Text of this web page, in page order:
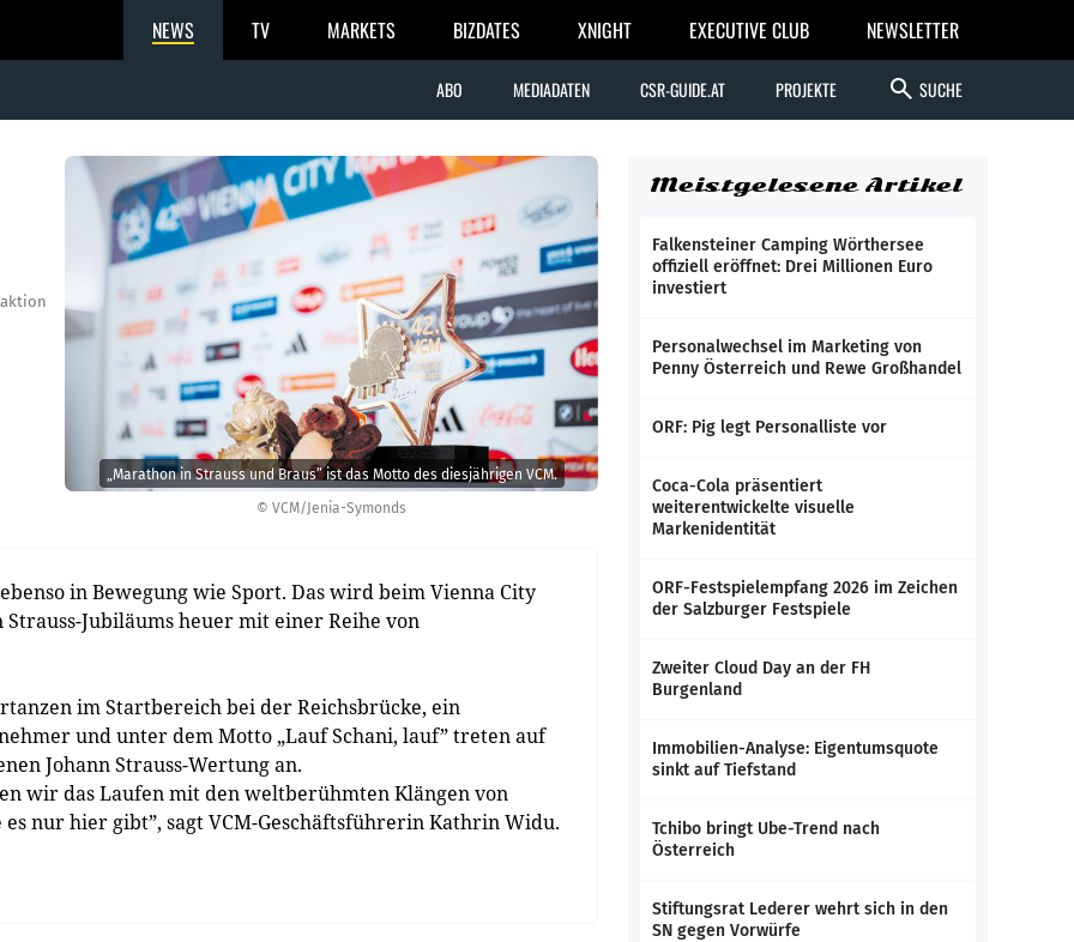
NEWS TV MARKETS BIZDATES XNIGHT EXECUTIVE CLUB NEWSLETTER
ABO MEDIADATEN CSR-GUIDE.AT PROJEKTE search SUCHE
© VCM/Jenia-Symonds
„Marathon in Strauss und Braus” ist das Motto des diesjährigen VCM.
in Bewegung wie Sport. Das wird beim Vienna City
Jubiläums heuer mit einer Reihe von
im Startbereich bei der Reichsbrücke, ein
und unter dem Motto „Lauf Schani, lauf” treten auf
Johann Strauss-Wertung an.
wir das Laufen mit den weltberühmten Klängen von
es nur hier gibt”, sagt VCM-Geschäftsführerin Kathrin Widu.
Meistgelesene Artikel
Falkensteiner Camping Wörthersee
offiziell eröffnet: Drei Millionen Euro
investiert
Personalwechsel im Marketing von
Penny Österreich und Rewe Großhandel
ORF: Pig legt Personalliste vor
Coca-Cola präsentiert
weiterentwickelte visuelle
Markenidentität
ORF-Festspielempfang 2026 im Zeichen
der Salzburger Festspiele
Zweiter Cloud Day an der FH
Burgenland
Immobilien-Analyse: Eigentumsquote
sinkt auf Tiefstand
Tchibo bringt Ube-Trend nach
Österreich
Stiftungsrat Lederer wehrt sich in den
SN gegen Vorwürfe